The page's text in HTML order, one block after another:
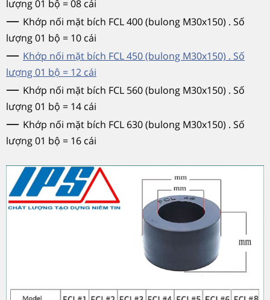
lượng 01 bộ = 08 cái
— Khớp nối mặt bích FCL 400 (bulong M30x150) . Số
lượng 01 bộ = 10 cái
— Khớp nối mặt bích FCL 450 (bulong M30x150) . Số
lượng 01 bộ = 12 cái
— Khớp nối mặt bích FCL 560 (bulong M30x150) . Số
lượng 01 bộ = 14 cái
— Khớp nối mặt bích FCL 630 (bulong M30x150) . Số
lượng 01 bộ = 16 cái